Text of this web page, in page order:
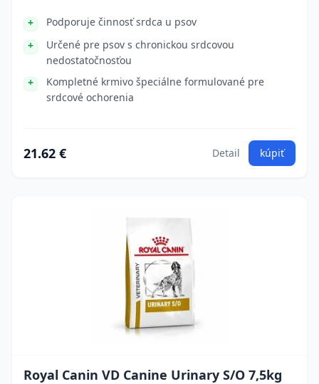
Podporuje činnosť srdca u psov
Určené pre psov s chronickou srdcovou
nedostatočnosťou
Kompletné krmivo špeciálne formulované pre
srdcové ochorenia
21.62 € Detail kúpiť
Royal Canin VD Canine Urinary S/O 7,5kg